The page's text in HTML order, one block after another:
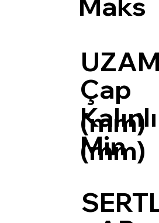
Min
(mm)
Çap
(mm)